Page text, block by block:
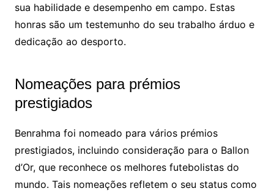
sua habilidade e desempenho em campo. Estas
honras são um testemunho do seu trabalho árduo e
dedicação ao desporto.
Nomeações para prémios
prestigiados
Benrahma foi nomeado para vários prémios
prestigiados, incluindo consideração para o Ballon
d’Or, que reconhece os melhores futebolistas do
mundo. Tais nomeações refletem o seu status como